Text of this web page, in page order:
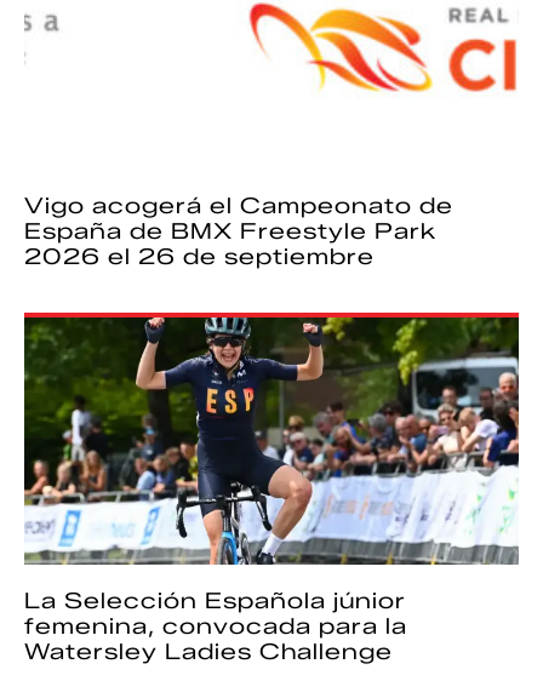
Vigo acogerá el Campeonato de
España de BMX Freestyle Park
2026 el 26 de septiembre
La Selección Española júnior
femenina, convocada para la
Watersley Ladies Challenge